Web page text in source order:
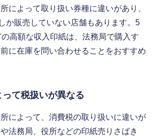
によって取り扱い券種に違いがあり、
か販売していない店舗もあります。5
高額な収入印紙は、法務局で購入す
に在庫を問い合わせることをおすすめ
て税扱いが異なる
によって、消費税の取り扱いに違いが
法務局、役所などの印紙売りさばき